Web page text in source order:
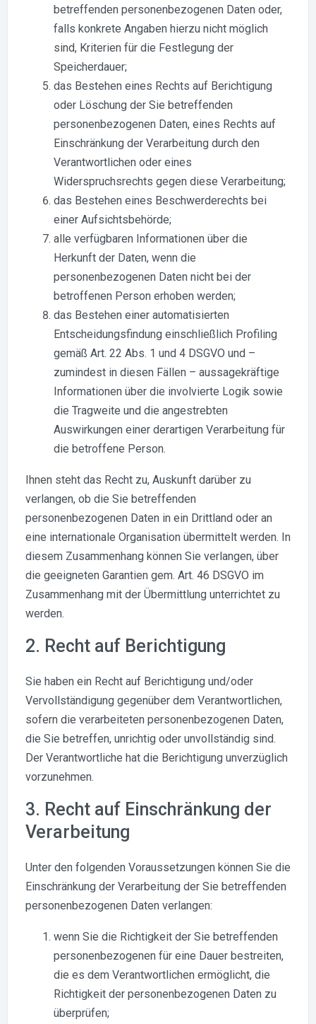
betreffenden personenbezogenen Daten oder,
falls konkrete Angaben hierzu nicht möglich
sind, Kriterien für die Festlegung der
Speicherdauer;
das Bestehen eines Rechts auf Berichtigung
oder Löschung der Sie betreffenden
personenbezogenen Daten, eines Rechts auf
Einschränkung der Verarbeitung durch den
Verantwortlichen oder eines
Widerspruchsrechts gegen diese Verarbeitung;
das Bestehen eines Beschwerderechts bei
einer Aufsichtsbehörde;
alle verfügbaren Informationen über die
Herkunft der Daten, wenn die
personenbezogenen Daten nicht bei der
betroffenen Person erhoben werden;
das Bestehen einer automatisierten
Entscheidungsfindung einschließlich Profiling
gemäß Art. 22 Abs. 1 und 4 DSGVO und –
zumindest in diesen Fällen – aussagekräftige
Informationen über die involvierte Logik sowie
die Tragweite und die angestrebten
Auswirkungen einer derartigen Verarbeitung für
die betroffene Person.
Ihnen steht das Recht zu, Auskunft darüber zu
verlangen, ob die Sie betreffenden
personenbezogenen Daten in ein Drittland oder an
eine internationale Organisation übermittelt werden. In
diesem Zusammenhang können Sie verlangen, über
die geeigneten Garantien gem. Art. 46 DSGVO im
Zusammenhang mit der Übermittlung unterrichtet zu
werden.
2. Recht auf Berichtigung
Sie haben ein Recht auf Berichtigung und/oder
Vervollständigung gegenüber dem Verantwortlichen,
sofern die verarbeiteten personenbezogenen Daten,
die Sie betreffen, unrichtig oder unvollständig sind.
Der Verantwortliche hat die Berichtigung unverzüglich
vorzunehmen.
3. Recht auf Einschränkung der
Verarbeitung
Unter den folgenden Voraussetzungen können Sie die
Einschränkung der Verarbeitung der Sie betreffenden
personenbezogenen Daten verlangen:
wenn Sie die Richtigkeit der Sie betreffenden
personenbezogenen für eine Dauer bestreiten,
die es dem Verantwortlichen ermöglicht, die
Richtigkeit der personenbezogenen Daten zu
überprüfen;